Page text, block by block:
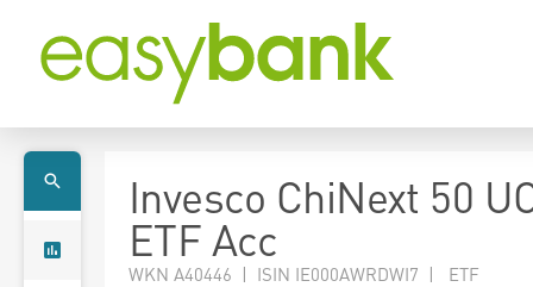
Invesco ChiNext 50
ETF Acc
WKN A40446 | ISIN IE000AWRDWI7 | ETF